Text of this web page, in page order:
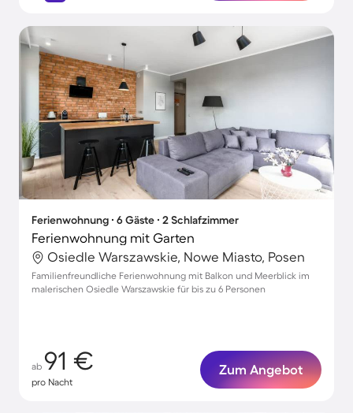
Ferienwohnung ∙ 6 Gäste ∙ 2 Schlafzimmer
Ferienwohnung mit Garten
Osiedle Warszawskie, Nowe Miasto, Posen
Familienfreundliche Ferienwohnung mit Balkon und Meerblick im
malerischen Osiedle Warszawskie für bis zu 6 Personen
ab 91 €
pro Nacht
Zum Angebot